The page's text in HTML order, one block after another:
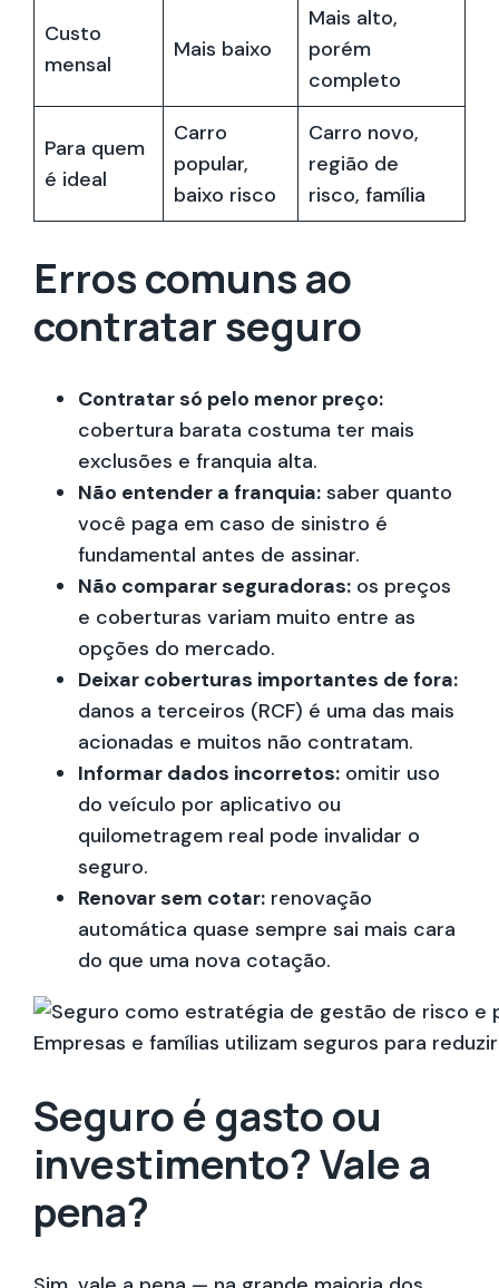
Custo
mensal
Mais baixo
Mais alto,
porém
completo
Para quem
é ideal
Carro
popular,
baixo risco
Carro novo,
região de
risco, família
Erros comuns ao
contratar seguro
Contratar só pelo menor preço:
cobertura barata costuma ter mais
exclusões e franquia alta.
Não entender a franquia: saber quanto
você paga em caso de sinistro é
fundamental antes de assinar.
Não comparar seguradoras: os preços
e coberturas variam muito entre as
opções do mercado.
Deixar coberturas importantes de fora:
danos a terceiros (RCF) é uma das mais
acionadas e muitos não contratam.
Informar dados incorretos: omitir uso
do veículo por aplicativo ou
quilometragem real pode invalidar o
seguro.
Renovar sem cotar: renovação
automática quase sempre sai mais cara
do que uma nova cotação.
Empresas e famílias utilizam seguros para
Seguro é gasto ou
investimento? Vale a
pena?